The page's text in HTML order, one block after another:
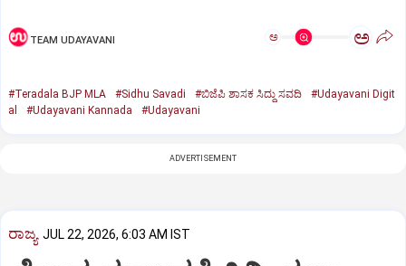
TEAM UDAYAVANI ಅ ಅ
#Teradala BJP MLA #Sidhu Savadi #ಬಿಜೆಪಿ ಶಾಸಕ ಸಿದ್ದು ಸವದಿ
#Udayavani Digit
al
#Udayavani Kannada #Udayavani
ADVERTISEMENT
ರಾಜ್ಯ JUL 22, 2026, 6:03 AM IST